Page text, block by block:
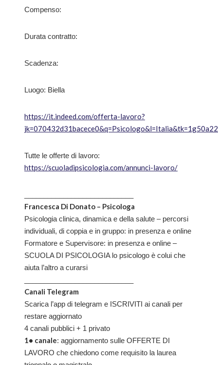
Compenso:
Durata contratto:
Scadenza:
Luogo: Biella
https://it.indeed.com/offerta-lavoro?
Tutte le offerte di lavoro:
https://scuoladipsicologia.com/annunci-lavoro/
Francesca Di Donato – Psicologa
Psicologia clinica, dinamica e della salute – percorsi
individuali, di coppia e in gruppo: in presenza e online
Formatore e Supervisore: in presenza e online –
SCUOLA DI PSICOLOGIA lo psicologo è colui che
aiuta l’altro a curarsi
Canali Telegram
Scarica l’app di telegram e ISCRIVITI ai canali per
restare aggiornato
4 canali pubblici + 1 privato
1• canale: aggiornamento sulle OFFERTE DI
LAVORO che chiedono come requisito la laurea